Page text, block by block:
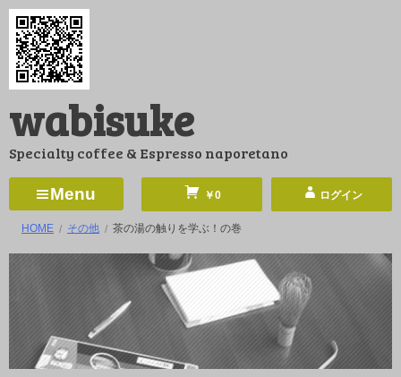
コ
ン
ツ
ス
ッ
wabisuke
Specialty coffee & Espresso naporetano
Menu ￥0 ログイン
HOME その他 茶の湯の触りを学ぶ！の巻